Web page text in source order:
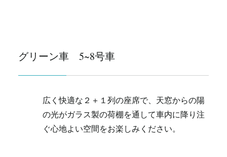
グリーン車 5~8号車
広く快適な２＋１列の座席で、 天窓からの陽
の光がガラス製の荷棚を通して車内に降り注
ぐ心地よい空間をお楽しみください。